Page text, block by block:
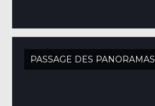
PASSAGE DES PANORAMAS